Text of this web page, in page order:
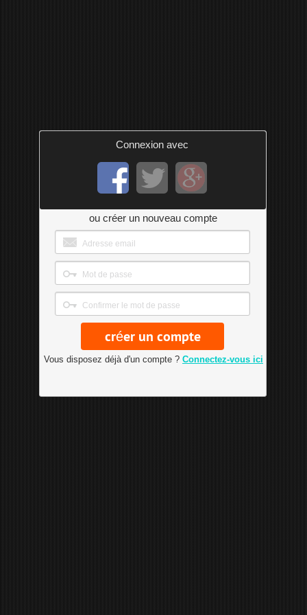
Connexion avec
ou créer un nouveau compte
Vous disposez déjà d'un compte ? Connectez-vous ici